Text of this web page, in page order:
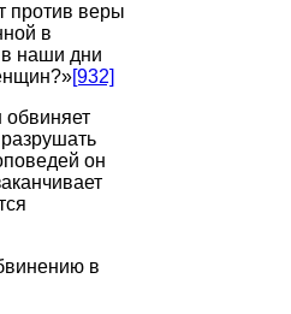
против веры
в
в наши дни
[932]
он
в